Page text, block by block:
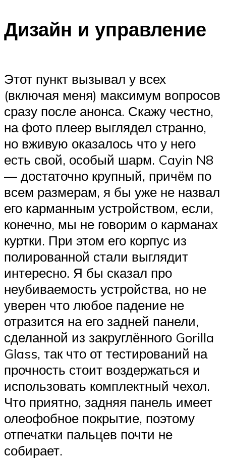
Дизайн и управление
Этот пункт вызывал у всех
(включая меня) максимум вопросов
сразу после анонса. Скажу честно,
на фото плеер выглядел странно,
но вживую оказалось что у него
есть свой, особый шарм. Cayin N8
— достаточно крупный, причём по
всем размерам, я бы уже не назвал
его карманным устройством, если,
конечно, мы не говорим о карманах
куртки. При этом его корпус из
полированной стали выглядит
интересно. Я бы сказал про
неубиваемость устройства, но не
уверен что любое падение не
отразится на его задней панели,
сделанной из закруглённого Gorilla
Glass, так что от тестирований на
прочность стоит воздержаться и
использовать комплектный чехол.
Что приятно, задняя панель имеет
олеофобное покрытие, поэтому
отпечатки пальцев почти не
собирает.